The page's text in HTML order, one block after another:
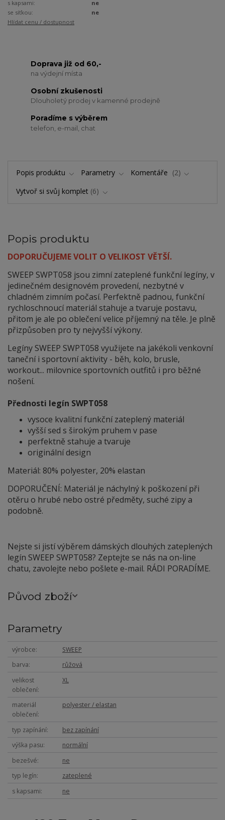
s kapsami:
ne
se síťkou:
ne
Hlídat cenu / dostupnost
Doprava již od 60,-
na výdejní místa
Osobní zkušenosti
Dlouholetý prodej v kamenné prodejně
Poradíme s výběrem
telefon, e-mail, chat
Popis produktu Parametry Komentáře
2
Vytvoř si svůj komplet 6
Popis produktu
DOPORUČUJEME VOLIT O VELIKOST VĚTŠÍ.
SWEEP SWPT058 jsou zimní zateplené funkční legíny, v
jedinečném designovém provedení, nezbytné v
chladném zimním počasí. Perfektně padnou, funkční
rychloschnoucí materiál stahuje a tvaruje postavu,
přitom je ale po oblečení velice příjemný na těle. Je plně
přizpůsoben pro ty nejvyšší výkony.
Legíny SWEEP SWPT058 využijete na jakékoli venkovní
taneční i sportovní aktivity - běh, kolo, brusle,
workout... milovnice sportovních outfitů i pro běžné
nošení.
Přednosti legín SWPT058
vysoce kvalitní funkční zateplený materiál
vyšší sed s širokým pruhem v pase
perfektně stahuje a tvaruje
originální design
Materiál: 80% polyester, 20% elastan
DOPORUČENÍ: Materiál je náchylný k poškození při
otěru o hrubé nebo ostré předměty, suché zipy a
podobně.
Nejste si jistí výběrem dámských dlouhých zateplených
legín SWEEP SWPT058? Zeptejte se nás na on-line
chatu, zavolejte nebo pošlete e-mail. RÁDI PORADÍME.
Původ zboží
Parametry
výrobce
SWEEP
barva
růžová
velikost
oblečení
XL
materiál
oblečení
polyester / elastan
typ zapínání
bez zapínání
výška pasu
normální
bezešvé
ne
typ legín
zateplené
s kapsami
ne